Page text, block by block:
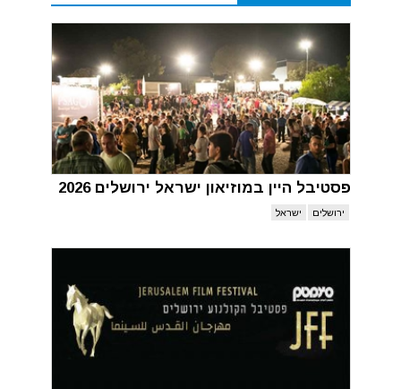
פסטיבל היין במוזיאון ישראל ירושלים 2026
ירושלים ישראל